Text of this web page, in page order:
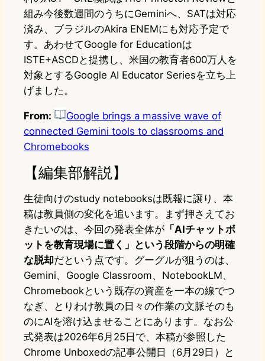
組み今後数週間のうちにGeminiへ、SATは対応
済み、ブラジルのAkira ENEMにも対応予定で
す。あわせてGoogle for Educationは
ISTE+ASCDと提携し、米国の教育者600万人を
対象とするGoogle AI Educator Seriesを立ち上
げました。
From:
Google brings a massive wave of
connected Gemini tools to classrooms and
Chromebooks
【編集部解説】
生徒向けのstudy notebooksは既報に譲り、本
稿は教員側の変化を追います。まず押さえてお
きたいのは、今回の発表全体が 「AIチャットボ
ットを教育現場に置く」という段階からの明確
な脱却だという点です。グーグルが狙うのは、
Gemini、Google Classroom、NotebookLM、
Chromebookという既存の資産を一本の線でつ
なぎ、とりわけ教員の日々の作業の文脈そのも
のにAIを溶け込ませることにあります。なお公
式発表は2026年6月25日で、本稿が参照した
Chrome Unboxedの記事公開日（6月29日）と